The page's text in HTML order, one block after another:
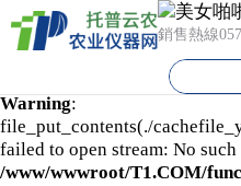
Warning: mkdir(): No space
/www/wwwroot/T1.COM/
Warning:
file_put_contents(./
failed to open stream: No
/www/wwwroot/T1.COM/
銷售熱線